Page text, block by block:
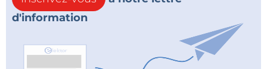
d'information